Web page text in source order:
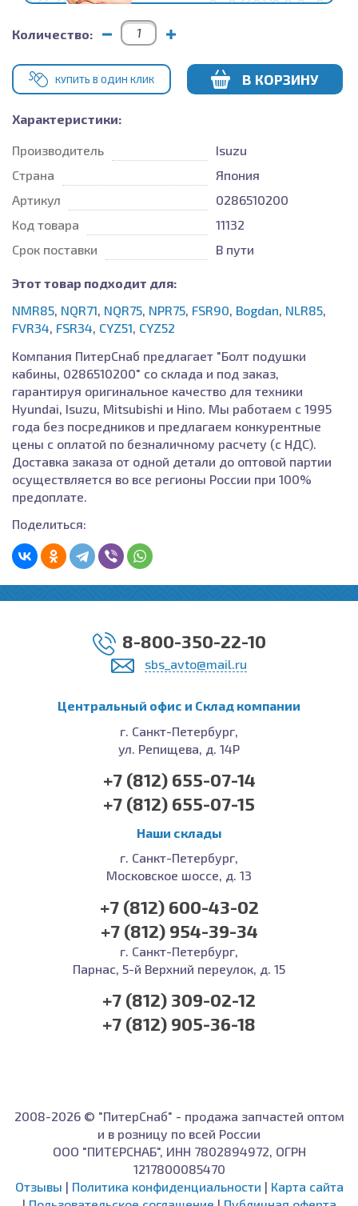
Количество:
КУПИТЬ В ОДИН КЛИК В КОРЗИНУ
Характеристики:
Производитель
Isuzu
Страна
Япония
Артикул
0286510200
Код товара
11132
Срок поставки
В пути
Этот товар подходит для:
NMR85, NQR71, NQR75, NPR75, FSR90, Bogdan, NLR85,
FVR34, FSR34, CYZ51, CYZ52
Компания ПитерСнаб предлагает "Болт подушки
кабины, 0286510200" со склада и под заказ,
гарантируя оригинальное качество для техники
Hyundai, Isuzu, Mitsubishi и Hino. Мы работаем с 1995
года без посредников и предлагаем конкурентные
цены с оплатой по безналичному расчету (с НДС).
Доставка заказа от одной детали до оптовой партии
осуществляется во все регионы России при 100%
предоплате.
Поделиться:
8-800-350-22-10
sbs_avto@mail.ru
Центральный офис и Cклад компании
г. Санкт-Петербург,
ул. Репищева, д. 14Р
+7 (812) 655-07-14
+7 (812) 655-07-15
Наши склады
г. Санкт-Петербург,
Московское шоссе, д. 13
+7 (812) 600-43-02
+7 (812) 954-39-34
г. Санкт-Петербург,
Парнас, 5-й Верхний переулок, д. 15
+7 (812) 309-02-12
+7 (812) 905-36-18
2008-2026 © "ПитерСнаб" - продажа запчастей оптом
и в розницу по всей России
ООО "ПИТЕРСНАБ", ИНН 7802894972, ОГРН
1217800085470
Отзывы | Политика конфиденциальности | Карта сайта